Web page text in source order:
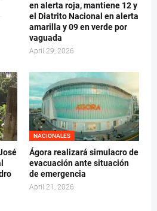
en alerta roja, mantiene 12 y
el Diatrito Nacional en alerta
amarilla y 09 en verde por
vaguada
April 29, 2026
NACIONALES
Ágora realizará simulacro de
evacuación ante situación
de emergencia
April 21, 2026